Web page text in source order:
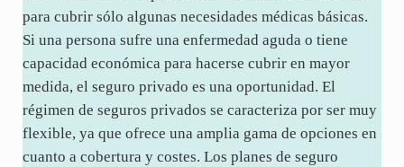
para cubrir sólo algunas necesidades médicas básicas.
Si una persona sufre una enfermedad aguda o tiene
capacidad económica para hacerse cubrir en mayor
medida, el seguro privado es una oportunidad. El
régimen de seguros privados se caracteriza por ser muy
flexible, ya que ofrece una amplia gama de opciones en
cuanto a cobertura y costes. Los planes de seguro